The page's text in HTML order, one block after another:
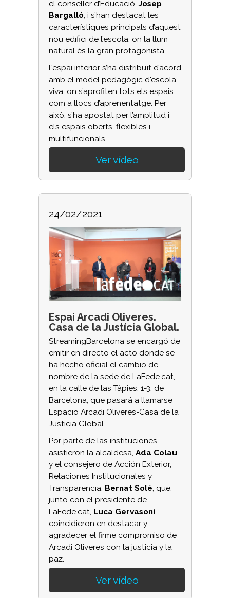
el conseller d’Educació,Josep
Bargalló, i s’han destacat les
característiques principals d’aquest
nou edifici de l’escola, on la llum
natural és la gran protagonista.
L’espai interior s’ha distribuït d’acord
amb el model pedagògic d'escola
viva, on s’aprofiten tots els espais
com a llocs d’aprenentatge. Per
això, s’ha apostat per l’amplitud i
els espais oberts, flexibles i
multifuncionals.
Ver vídeo
24/02/2021
Espai Arcadi Oliveres.
Casa de la Justícia Global.
StreamingBarcelona se encargó de
emitir en directo el acto donde se
ha hecho oficial el cambio de
nombre de la sede de LaFede.cat,
en la calle de las Tàpies, 1-3, de
Barcelona, que pasará a llamarse
Espacio Arcadi Oliveres-Casa de la
Justicia Global.
Por parte de las instituciones
asistieron la alcaldesa, Ada Colau,
y el consejero de Acción Exterior,
Relaciones Institucionales y
Transparencia, Bernat Solé, que,
junto con el presidente de
LaFede.cat, Luca Gervasoni,
coincidieron en destacar y
agradecer el firme compromiso de
Arcadi Oliveres con la justicia y la
paz.
Ver vídeo